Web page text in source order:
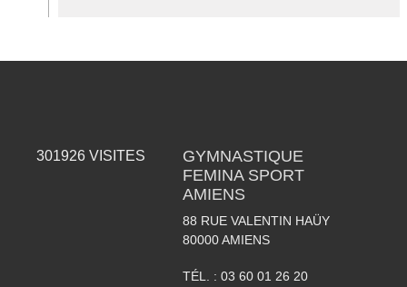
301926 VISITES
GYMNASTIQUE
FEMINA SPORT
AMIENS
88 RUE VALENTIN HAÜY
80000 AMIENS
TÉL. : 03 60 01 26 20